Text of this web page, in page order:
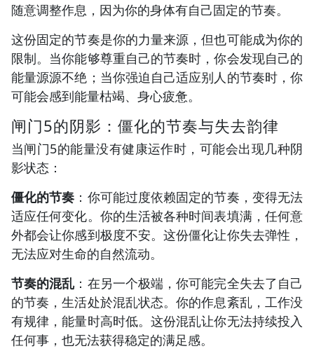
随意调整作息，因为你的身体有自己固定的节奏。
这份固定的节奏是你的力量来源，但也可能成为你的
限制。当你能够尊重自己的节奏时，你会发现自己的
能量源源不绝；当你强迫自己适应别人的节奏时，你
可能会感到能量枯竭、身心疲惫。
闸门5的阴影：僵化的节奏与失去韵律
当闸门5的能量没有健康运作时，可能会出现几种阴
影状态：
僵化的节奏 ：你可能过度依赖固定的节奏，变得无法
适应任何变化。你的生活被各种时间表填满，任何意
外都会让你感到极度不安。这份僵化让你失去弹性，
无法应对生命的自然流动。
节奏的混乱：在另一个极端，你可能完全失去了自己
的节奏，生活处於混乱状态。你的作息紊乱，工作没
有规律，能量时高时低。这份混乱让你无法持续投入
任何事，也无法获得稳定的满足感。